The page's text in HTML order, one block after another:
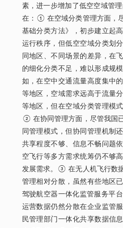
素，进一步增加了低空空域管
在：① 在空域分类管理方面，
基础分类方法》，初步建立起
运行秩序，但低空空域分类划
同地区、不同场景的差异，在
的细化分类不足，难以形成规
如，在空中交通流量高度集中
等地区，空域需求远高于流量
等地区，但在空域分类管理模
② 在协同管理方面，尽管我国
同管理模式，但协同管理机制
共享程度不够、信息不畅问题
空飞行等多方需求统筹仍不够
发展需求。③ 在无人机飞行数
管理相对分散，虽然有些地区
驾驶航空器一体化监管服务平
运营数据仍然分散在企业监管
民管理部门一体化共享数据信